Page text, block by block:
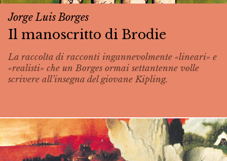
Jorge Luis Borges
Il manoscritto di Brodie
La raccolta di racconti ingannevolmente «lineari» e
«realisti» che un Borges ormai settantenne volle
scrivere all’insegna del giovane Kipling.